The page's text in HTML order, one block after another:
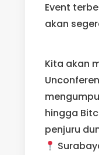
Event
akan
Kita akan
hingga
penjuru